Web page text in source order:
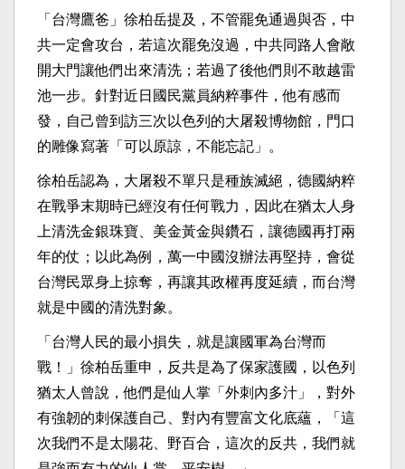
「台灣鷹爸」徐柏岳提及，不管罷免通過與否，中
共一定會攻台，若這次罷免沒過，中共同路人會敞
開大門讓他們出來清洗；若過了後他們則不敢越雷
池一步。針對近日國民黨員納粹事件，他有感而
發，自己曾到訪三次以色列的大屠殺博物館，門口
的雕像寫著「可以原諒，不能忘記」。
徐柏岳認為，大屠殺不單只是種族滅絕，德國納粹
在戰爭末期時已經沒有任何戰力，因此在猶太人身
上清洗金銀珠寶、美金黃金與鑽石，讓德國再打兩
年的仗；以此為例，萬一中國沒辦法再堅持，會從
台灣民眾身上掠奪，再讓其政權再度延續，而台灣
就是中國的清洗對象。
「台灣人民的最小損失，就是讓國軍為台灣而
戰！」徐柏岳重申，反共是為了保家護國，以色列
猶太人曾說，他們是仙人掌「外刺內多汁」，對外
有強韌的刺保護自己、對內有豐富文化底蘊，「這
次我們不是太陽花、野百合，這次的反共，我們就